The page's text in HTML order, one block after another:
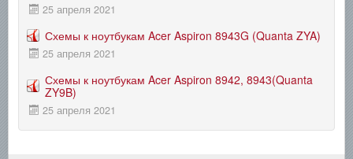
25 апреля 2021
Схемы к ноутбукам Acer Aspiron 8943G (Quanta ZYA)
25 апреля 2021
Схемы к ноутбукам Acer Aspiron 8942, 8943(Quanta
ZY9B)
25 апреля 2021